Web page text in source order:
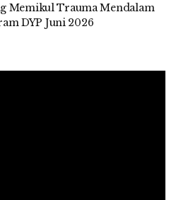
Memikul Trauma Mendalam
DYP Juni 2026